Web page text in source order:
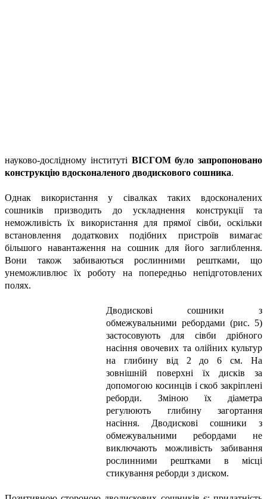
науково-дослідному інституті ВІСГОМ було запропоновано
конструкцію вдосконаленого дводискового сошника.
Однак використання у сівалках таких вдосконалених
сошників призводить до ускладнення конструкції та
неможливість їх використання для прямої сівби, оскільки
встановлення додаткових подібних пристроїв вимагає
більшого навантаження на сошник для його заглиблення.
Вони також забиваються рослинними рештками, що
унеможливлює їх роботу на попередньо непідготовлених
полях.
Дводискові сошники з
обмежувальними ребордами (рис. 5)
застосовують для сівби дрібного
насіння овочевих та олійних культур
на глибину від 2 до 6 см. На
зовнішній поверхні їх дисків за
допомогою косинців і скоб закріплені
реборди. Зміною їх діаметра
регулюють глибину загортання
насіння. Дводискові сошники з
обмежувальними ребордами не
виключають можливість забивання
рослинними рештками в місці
стикування реборди з диском.